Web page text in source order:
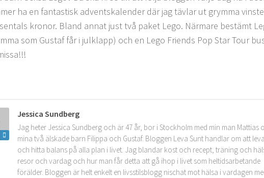
ha en fantastisk adventskalender där jag tävlar ut grymma
kronor. Bland annat just två paket Lego. Närmare bestämt
som Gustaf får i julklapp) och en Lego Friends Pop Star Tour
Jessica Sundberg
Jag heter Jessica Sundberg och är 47 år, bor i Stockholm med min man Mattias
mina två älskade barn Filippa och Gustaf. Bloggen Leva Sunt handlar om att
och hitta balans på alla plan i livet. Jag blandar kost och recept, träning och
resor och vardag och hur man får detta att gå ihop i livet som heltidsarbetande
förälder. Bloggen är helt enkelt en livsstilsblogg nischat mot hälsa i vardagen